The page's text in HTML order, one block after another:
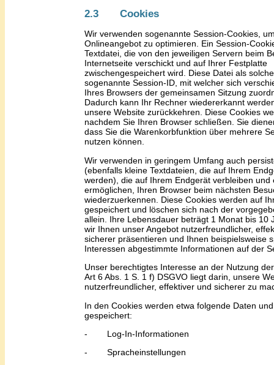
2.3 Cookies
Wir verwenden sogenannte Session-Cookies,
Onlineangebot zu optimieren. Ein Session-
Textdatei, die von den jeweiligen Servern beim
Internetseite verschickt und auf Ihrer Festplatte
zwischengespeichert wird. Diese Datei als solche
sogenannte Session-ID, mit welcher sich
Ihres Browsers der gemeinsamen Sitzung
Dadurch kann Ihr Rechner wiedererkannt
unsere Website zurückkehren. Diese Cookies
nachdem Sie Ihren Browser schließen. Sie
dass Sie die Warenkorbfunktion über mehrere
nutzen können.
Wir verwenden in geringem Umfang auch
(ebenfalls kleine Textdateien, die auf Ihrem
werden), die auf Ihrem Endgerät verbleiben und
ermöglichen, Ihren Browser beim nächsten
wiederzuerkennen. Diese Cookies werden auf
gespeichert und löschen sich nach der
allein. Ihre Lebensdauer beträgt 1 Monat bis 10
wir Ihnen unser Angebot nutzerfreundlicher,
sicherer präsentieren und Ihnen beispielsweise
Interessen abgestimmte Informationen auf der
Unser berechtigtes Interesse an der Nutzung
Art 6 Abs. 1 S. 1 f) DSGVO liegt darin, unsere
nutzerfreundlicher, effektiver und sicherer zu
In den Cookies werden etwa folgende Daten
gespeichert:
- Log-In-Informationen
- Spracheinstellungen